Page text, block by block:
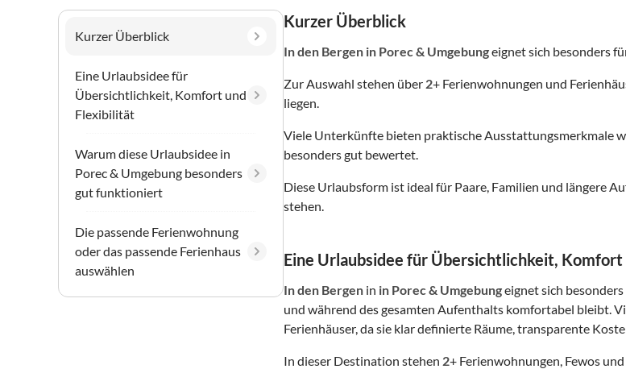
Kurzer Überblick
Eine Urlaubsidee für
Übersichtlichkeit, Komfort und
Flexibilität
Warum diese Urlaubsidee in
Porec & Umgebung besonders
gut funktioniert
Die passende Ferienwohnung
oder das passende Ferienhaus
auswählen
Kurzer Überblick
In den Bergen in Porec & Umgebungeignet sich besonders
Zur Auswahl stehen über 2+ Ferienwohnungen und
liegen.
Viele Unterkünfte bieten praktische Ausstattungsmerkmale
besonders gut bewertet.
Diese Urlaubsform ist ideal für Paare, Familien und längere
stehen.
Eine Urlaubsidee für Übersichtlichkeit,
In den Bergen in in Porec & Umgebungeignet sich
und während des gesamten Aufenthalts komfortabel bleibt.
Ferienhäuser, da sie klar definierte Räume, transparente
In dieser Destination stehen 2+ Ferienwohnungen, Fewos